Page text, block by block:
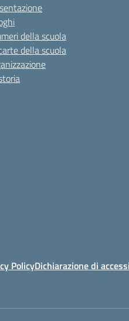
della scuola
della scuola
PolicyDichiarazione di